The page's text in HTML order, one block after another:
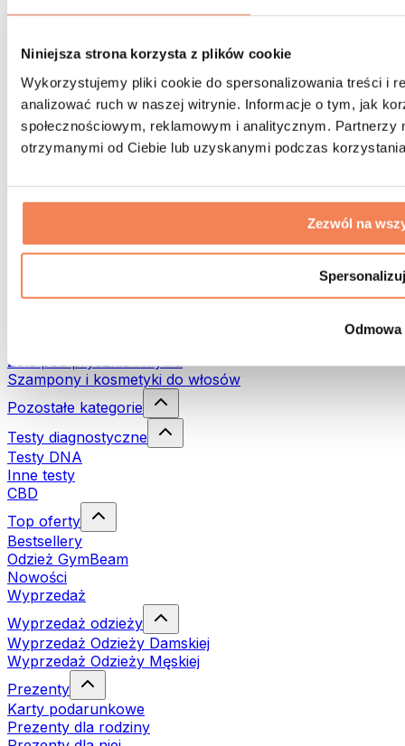
Niniejsza strona korzysta z plików cookie
Wykorzystujemy pliki cookie do spersonalizowania treści i
analizować ruch w naszej witrynie. Informacje o tym, jak
społecznościowym, reklamowym i analitycznym. Partnerzy
otrzymanymi od Ciebie lub uzyskanymi podczas
Zezwól na
Spersonalizuj
Odmowa
Akcesoria dopasowane do aktywności
Bieganie
Sporty walki
Kolarstwo
Joga i pilates
Terapia zimnem
Trekking
Filtry i dzbanki do wody
Środki do prania
Żele pod prysznic i mydła
Szampony i kosmetyki do włosów
Pozostałe kategorie
Testy diagnostyczne
Testy DNA
Inne testy
CBD
Top oferty
Bestsellery
Odzież GymBeam
Nowości
Wyprzedaż
Wyprzedaż odzieży
Wyprzedaż Odzieży Damskiej
Wyprzedaż Odzieży Męskiej
Prezenty
Karty podarunkowe
Prezenty dla rodziny